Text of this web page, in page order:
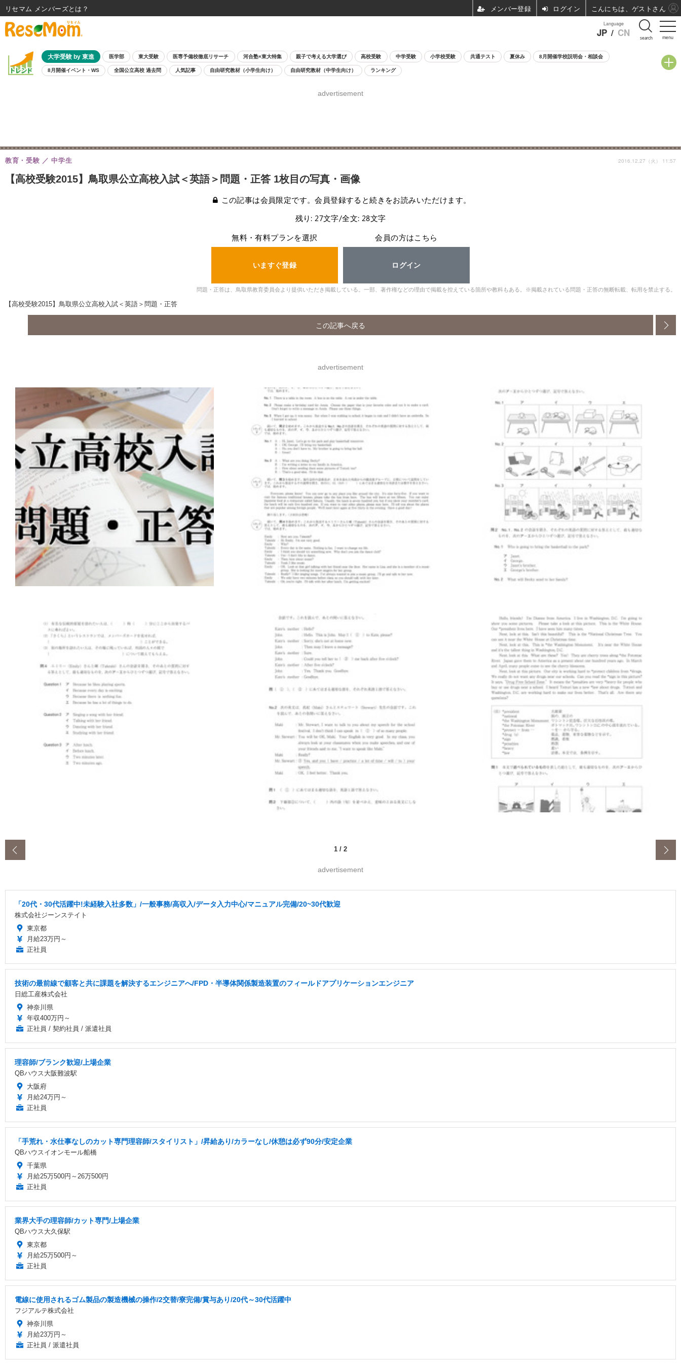
menu
Language
JP / CN search
大学受験 by 東進 医学部 東大受験 医専予備校徹底リサーチ 河合塾×東大特集 親子で考える大学選び 高校受験 中学受験 小学校受験 共通テスト 夏休み 8月開催学校説明会・相談会
8月開催イベント・WS 全国公立高校 過去問 人気記事 自由研究教材（小学生向け） 自由研究教材（中学生向け） ランキング
advertisement
【高校受験2015】鳥取県公立高校入試＜英語＞問題・正答 1枚目の写真・画像
教育・受験 中学生 2016.12.27（火） 11:57
この記事は会員限定です。会員登録すると続きをお読みいただけます。
残り: 27文字/全文: 28文字
無料・有料プランを選択
いますぐ登録
会員の方はこちら
ログイン
問題・正答は、鳥取県教育委員会より提供いただき掲載している。一部、著作権などの理由で掲載を控えている箇所や教科もある。※掲載されている問題・正答の無断転載、転用を禁止する。
【高校受験2015】鳥取県公立高校入試＜英語＞問題・正答
この記事へ戻る
advertisement
1 / 2
advertisement
「20代・30代活躍中!未経験入社多数」/一般事務/高収入/データ入力中心/マニュアル完備/20~30代歓迎
株式会社ジーンステイト
東京都
月給23万円～
正社員
技術の最前線で顧客と共に課題を解決するエンジニアへ/FPD・半導体関係製造装置のフィールドアプリケーションエンジニア
日総工産株式会社
神奈川県
年収400万円～
正社員 / 契約社員 / 派遣社員
理容師/ブランク歓迎/上場企業
QBハウス大阪難波駅
大阪府
月給24万円～
正社員
「手荒れ・水仕事なしのカット専門理容師/スタイリスト」/昇給あり/カラーなし/休憩は必ず90分/安定企業
QBハウスイオンモール船橋
千葉県
月給25万500円～26万500円
正社員
業界大手の理容師/カット専門/上場企業
QBハウス大久保駅
東京都
月給25万500円～
正社員
電線に使用されるゴム製品の製造機械の操作/2交替/寮完備/賞与あり/20代～30代活躍中
フジアルテ株式会社
神奈川県
月給23万円～
正社員 / 派遣社員
リセマム メンバーズ ログイン こんにちは、ゲストさん